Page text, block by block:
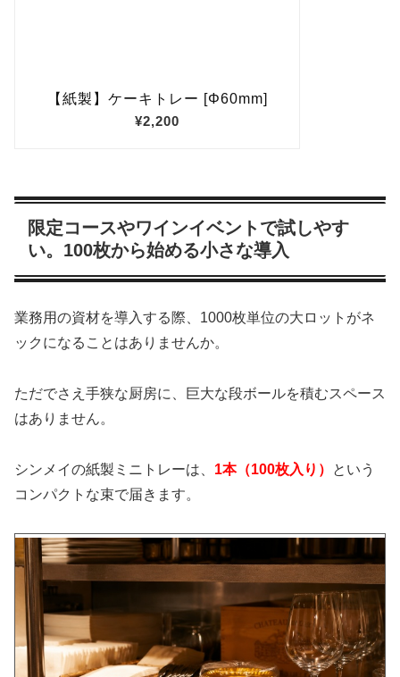
限定コースやワインイベントで試しやす
い。100枚から始める小さな導入
業務用の資材を導入する際、1000枚単位の大ロットがネ
ックになることはありませんか。
ただでさえ手狭な厨房に、巨大な段ボールを積むスペース
はありません。
シンメイの紙製ミニトレーは、 1本（100枚入り）
という
コンパクトな束で届きます。